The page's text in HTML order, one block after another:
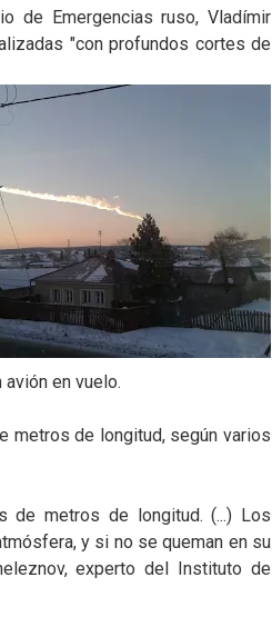
de Emergencias ruso, Vladímir
"con profundos cortes de
en vuelo.
metros de longitud, según varios
de metros de longitud. (...) Los
y si no se queman en su
experto del Instituto de